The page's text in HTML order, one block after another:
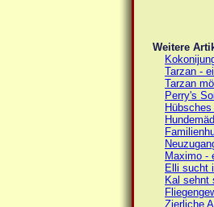
Weitere
Tarzan -
Tarzan
Perry's
Maximo -
Elli sucht
Kal sehnt
Zierliche